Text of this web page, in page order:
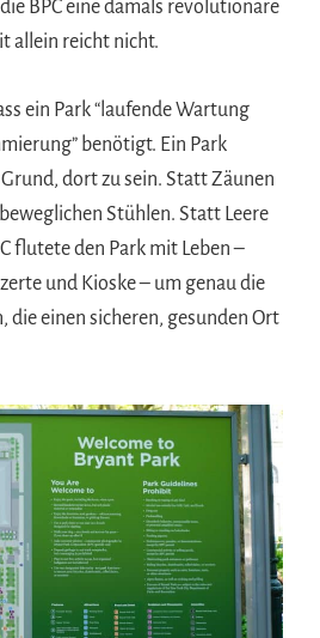
BPC eine damals revolutionäre
allein reicht nicht.
ein Park “laufende Wartung
benötigt. Ein Park
dort zu sein. Statt Zäunen
Stühlen. Statt Leere
flutete den Park mit Leben –
und Kioske – um genau die
die einen sicheren, gesunden Ort